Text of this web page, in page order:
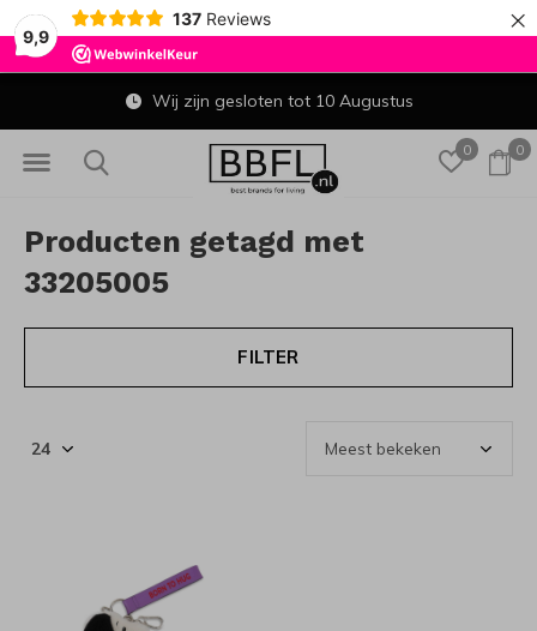
9,9
137 Reviews ×
0 0
Wij zijn gesloten tot 10 Augustus
Producten getagd met
33205005
FILTER